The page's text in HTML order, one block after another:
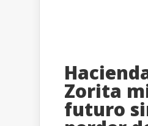
Zorita
futuro